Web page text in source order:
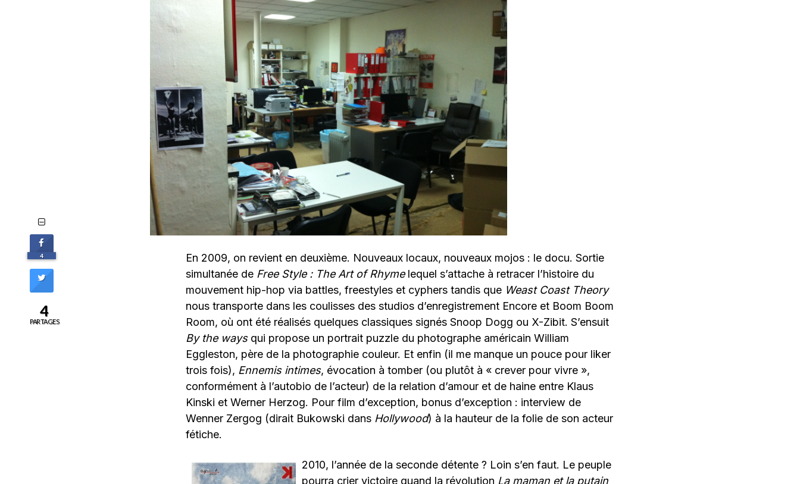
En 2009, on revient en deuxième. Nouveaux locaux, nouveaux mojos : le docu. Sortie
simultanée de Free Style : The Art of Rhymelequel s’attache à retracer l’histoire du
mouvement hip-hop via battles, freestyles et cyphers tandis que Weast Coast Theory
nous transporte dans les coulisses des studios d’enregistrement Encore et Boom Boom
Room, où ont été réalisés quelques classiques signés Snoop Dogg ou X-Zibit. S’ensuit
By the waysqui propose un portrait puzzle du photographe américain William
Eggleston, père de la photographie couleur. Et enfin (il me manque un pouce pour liker
trois fois), Ennemis intimes, évocation à tomber (ou plutôt à « crever pour vivre »,
conformément à l’autobio de l’acteur) de la relation d’amour et de haine entre Klaus
Kinski et Werner Herzog. Pour film d’exception, bonus d’exception : interview de
Wenner Zergog (dirait Bukowski dans Hollywood) à la hauteur de la folie de son acteur
fétiche.
2010, l’année de la seconde détente ? Loin s’en faut. Le peuple
pourra crier victoire quand la révolution La maman et la putain
4
4
PARTAGES